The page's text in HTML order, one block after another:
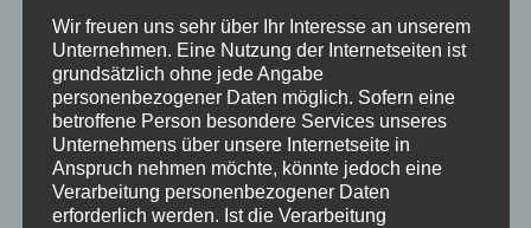
Info zu Flechtkursen und Terminen
Archiv
April 2025
März 2025
Juni 2021
Wir freuen uns sehr über Ihr Interesse an unserem
Unternehmen. Eine Nutzung der Internetseiten ist
grundsätzlich ohne jede Angabe
personenbezogener Daten möglich. Sofern eine
betroffene Person besondere Services unseres
Unternehmens über unsere Internetseite in
Anspruch nehmen möchte, könnte jedoch eine
Verarbeitung personenbezogener Daten
erforderlich werden. Ist die Verarbeitung